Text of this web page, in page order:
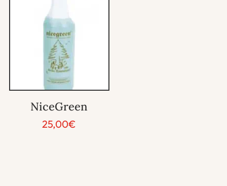
NiceGreen
25,00€